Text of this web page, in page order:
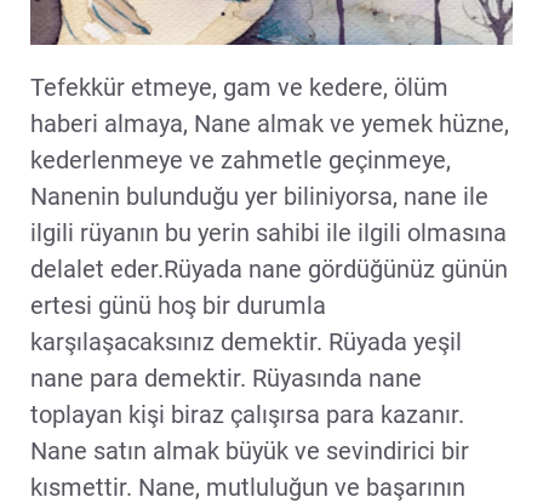
Tefekkür etmeye, gam ve kedere, ölüm
haberi almaya, Nane almak ve yemek hüzne,
kederlenmeye ve zahmetle geçinmeye,
Nanenin bulunduğu yer biliniyorsa, nane ile
ilgili rüyanın bu yerin sahibi ile ilgili olmasına
delalet eder.Rüyada nane gördüğünüz günün
ertesi günü hoş bir durumla
karşılaşacaksınız demektir. Rüyada yeşil
nane para demektir. Rüyasında nane
toplayan kişi biraz çalışırsa para kazanır.
Nane satın almak büyük ve sevindirici bir
kısmettir. Nane, mutluluğun ve başarının